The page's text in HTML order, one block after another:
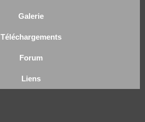
Galerie
Téléchargements
Forum
Liens